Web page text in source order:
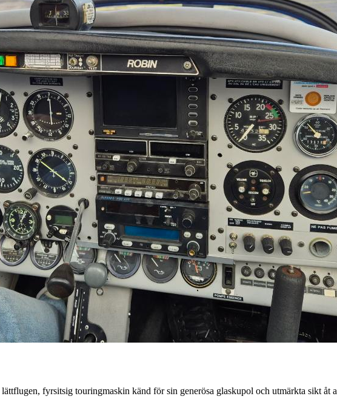
fyrsitsig touringmaskin känd för sin generösa glaskupol och utmärkta sikt åt